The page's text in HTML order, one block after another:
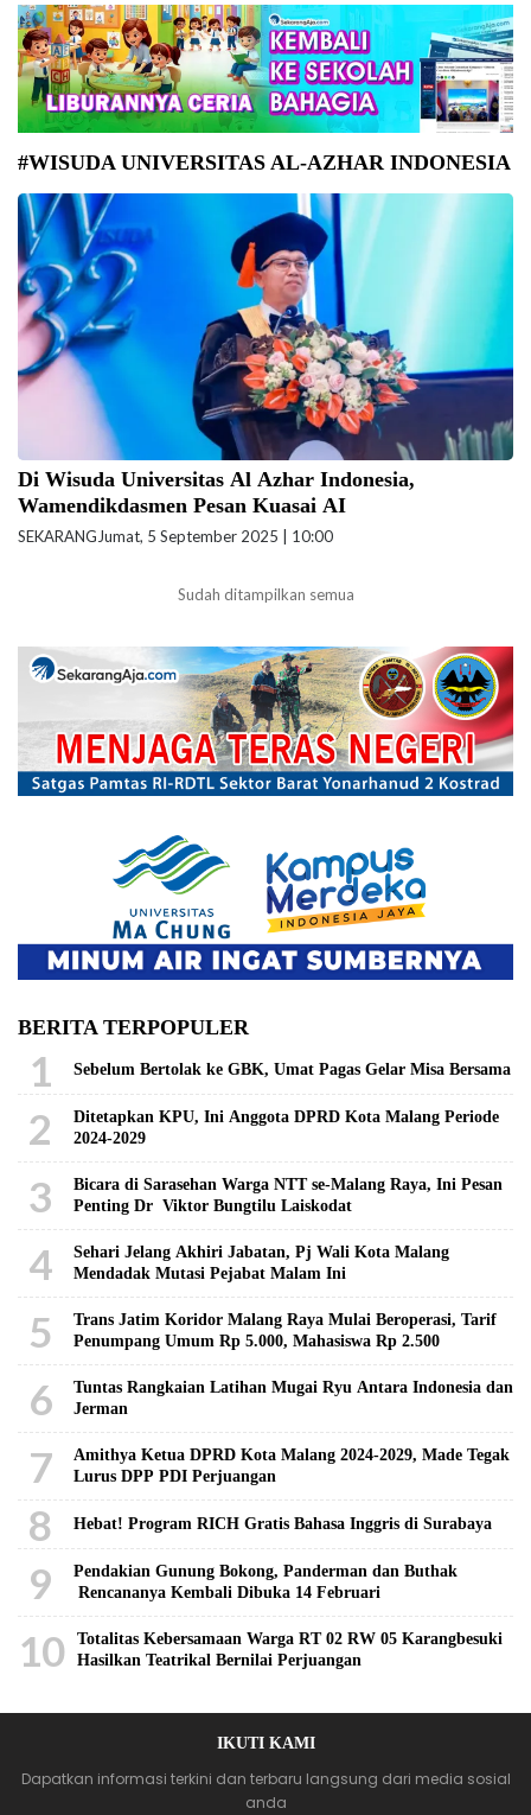
#WISUDA UNIVERSITAS AL-AZHAR INDONESIA
Wamendikdasmen Atip Latipulhayat saat menghadiri wisuda ke 32
Universitas Al-Azhar Indonesia (UAI) di Grand Ballroom Sasana Kriya
Taman Mini Indonesia Indah. (Foto: Biro Komunikasi dan Hubungan
Masyarakat Kemendikdasmen)
Di Wisuda Universitas Al Azhar Indonesia,
Wamendikdasmen Pesan Kuasai AI
SEKARANGJumat, 5 September 2025 | 10:00
Sudah ditampilkan semua
BERITA TERPOPULER
1 Sebelum Bertolak ke GBK, Umat Pagas Gelar Misa Bersama
2
Ditetapkan KPU, Ini Anggota DPRD Kota Malang Periode
2024-2029
3
Bicara di Sarasehan Warga NTT se-Malang Raya, Ini Pesan
Penting Dr Viktor Bungtilu Laiskodat
4
Sehari Jelang Akhiri Jabatan, Pj Wali Kota Malang
Mendadak Mutasi Pejabat Malam Ini
5
Trans Jatim Koridor Malang Raya Mulai Beroperasi, Tarif
Penumpang Umum Rp 5.000, Mahasiswa Rp 2.500
6
Tuntas Rangkaian Latihan Mugai Ryu Antara Indonesia dan
Jerman
7
Amithya Ketua DPRD Kota Malang 2024-2029, Made Tegak
Lurus DPP PDI Perjuangan
8 Hebat! Program RICH Gratis Bahasa Inggris di Surabaya
9
Pendakian Gunung Bokong, Panderman dan Buthak
Rencananya Kembali Dibuka 14 Februari
10
Totalitas Kebersamaan Warga RT 02 RW 05 Karangbesuki
Hasilkan Teatrikal Bernilai Perjuangan
IKUTI KAMI
Dapatkan informasi terkini dan terbaru langsung dari media sosial
anda